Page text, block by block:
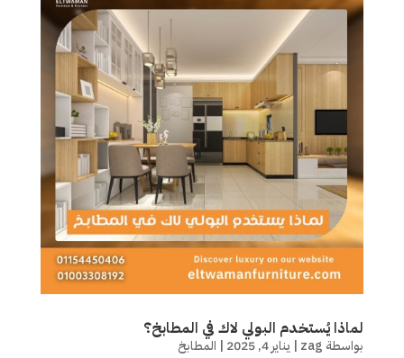
لماذا يُستخدم البولي لاك في المطابخ؟
بواسطة zag
| يناير 4, 2025 | المطابخ